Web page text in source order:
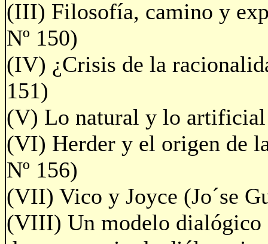
(III) Filosofía, camino y
Nº 150)
(IV) ¿Crisis de la
151)
(V) Lo natural y lo
(VI) Herder y el origen de
Nº 156)
(VII) Vico y Joyce (Jo´se
(VIII) Un modelo dialógico